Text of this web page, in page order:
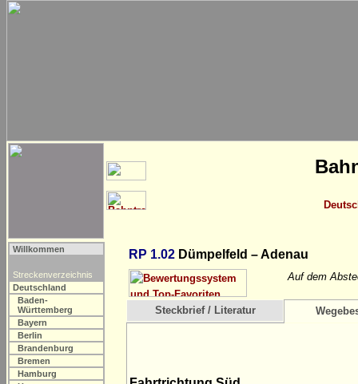
Willkommen
Streckenverzeichnis
Deutschland
Baden-
Württemberg
Bayern
Berlin
Brandenburg
Bremen
Hamburg
RP 1.02 Dümpelfeld – Adenau
Auf dem
Steckbrief / Literatur